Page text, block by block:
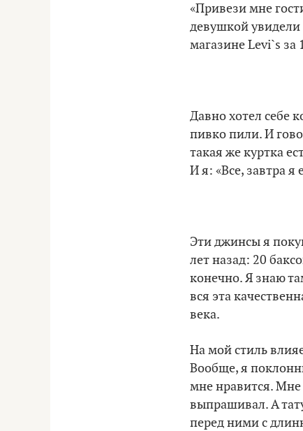
«Привези мне
девушкой увидели
магазине Levi`s за
Давно хотел себе
пивко пили. И
такая же куртка
И я: «Все, завтра я
Эти джинсы я
лет назад: 20
конечно. Я знаю
вся эта
века.
На мой стиль
Вообще, я
мне нравится. Мне
выпрашивал. А
перед ними с